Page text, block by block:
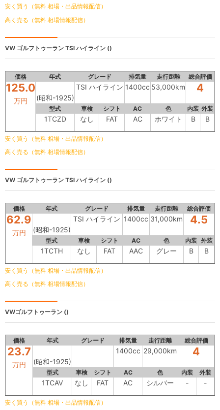
安く買う（無料 相場・出品情報配信）
高く売る（無料 相場情報配信）
VW ゴルフトゥーラン TSI ハイライン ()
価格 年式 グレード 排気量 走行距離 総合評価
125.0
万円 (昭和-1925)
TSI ハイライン 1400cc 53,000km 4
型式 車検 シフト AC 色 内装 外装
1TCZD なし FAT AC ホワイト B B
安く買う（無料 相場・出品情報配信）
高く売る（無料 相場情報配信）
VW ゴルフトゥーラン TSI ハイライン ()
価格 年式 グレード 排気量 走行距離 総合評価
62.9
万円 (昭和-1925)
TSI ハイライン 1400cc 31,000km 4.5
型式 車検 シフト AC 色 内装 外装
1TCTH なし FAT AAC グレー B B
安く買う（無料 相場・出品情報配信）
高く売る（無料 相場情報配信）
VWゴルフトゥーラン ()
価格 年式 グレード 排気量 走行距離 総合評価
23.7
万円 (昭和-1925)
1400cc 29,000km 4
型式 車検 シフト AC 色 内装 外装
1TCAV なし FAT AC シルバー - -
安く買う（無料 相場・出品情報配信）